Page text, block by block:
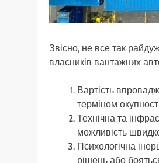
Звісно, не все так
власників вантажних
Вартість
терміном
Технічна та
можливість
Психологічна
рішень або